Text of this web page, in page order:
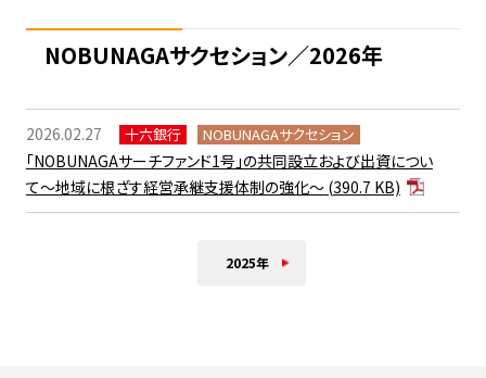
NOBUNAGAサクセション／2026年
2026.02.27 十六銀行 NOBUNAGAサクセション
「NOBUNAGAサーチファンド1号」の共同設立および出資につい
て～地域に根ざす経営承継支援体制の強化～(390.7 KB)
2025年